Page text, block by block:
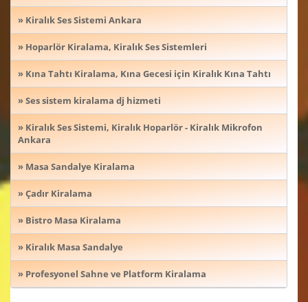
» Kiralık Ses Sistemi Ankara
» Hoparlör Kiralama, Kiralık Ses Sistemleri
» Kına Tahtı Kiralama, Kına Gecesi için Kiralık Kına Tahtı
» Ses sistem kiralama dj hizmeti
» Kiralık Ses Sistemi, Kiralık Hoparlör - Kiralık Mikrofon
Ankara
» Masa Sandalye Kiralama
» Çadır Kiralama
» Bistro Masa Kiralama
» Kiralık Masa Sandalye
» Profesyonel Sahne ve Platform Kiralama